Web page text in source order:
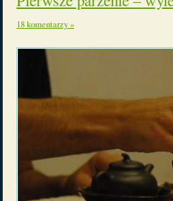
18 komentarzy »